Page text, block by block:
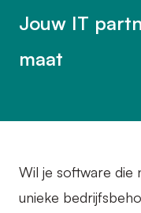
Jouw IT
maat
Wil je software die
unieke